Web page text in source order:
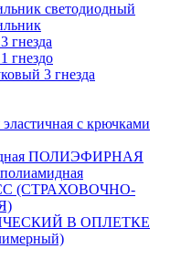
светодиодный
гнезда
гнездо
3 гнезда
с крючками
ПОЛИЭФИРНАЯ
(СТРАХОВОЧНО-
В ОПЛЕТКЕ